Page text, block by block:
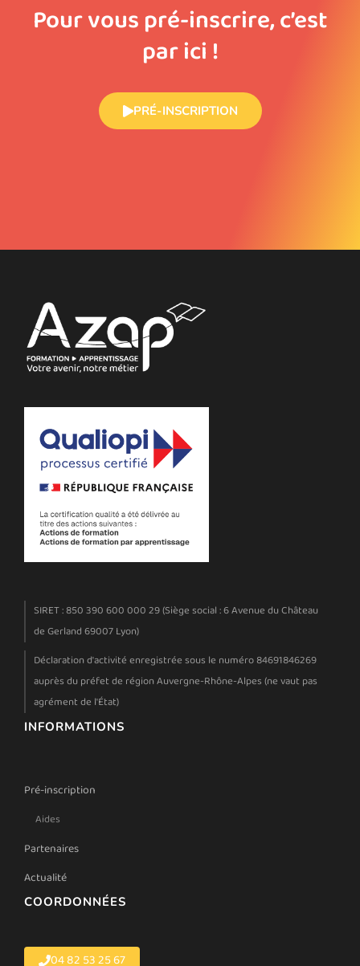
Pour vous pré-inscrire, c’est
par ici !
PRÉ-INSCRIPTION
SIRET : 850 390 600 000 29 (Siège social : 6 Avenue du Château
de Gerland 69007 Lyon)
Déclaration d'activité enregistrée sous le numéro 84691846269
auprès du préfet de région Auvergne-Rhône-Alpes (ne vaut pas
agrément de l'État)
INFORMATIONS
Pré-inscription
Aides
Partenaires
Actualité
COORDONNÉES
04 82 53 25 67